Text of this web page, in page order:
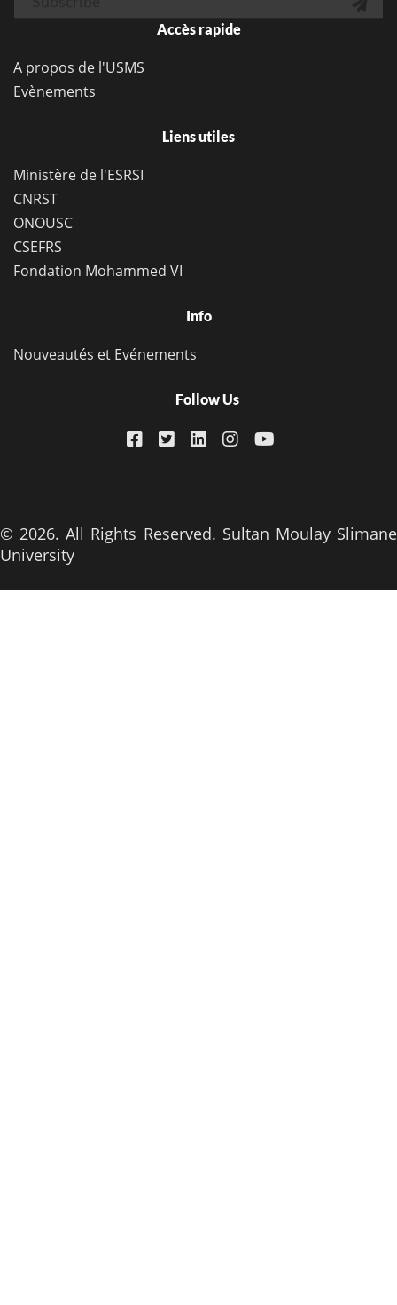
Accès rapide
A propos de l'USMS
Evènements
Liens utiles
Ministère de l'ESRSI
CNRST
ONOUSC
CSEFRS
Fondation Mohammed VI
Info
Nouveautés et Evénements
Follow Us
© 2026. All Rights Reserved. Sultan Moulay Slimane
University